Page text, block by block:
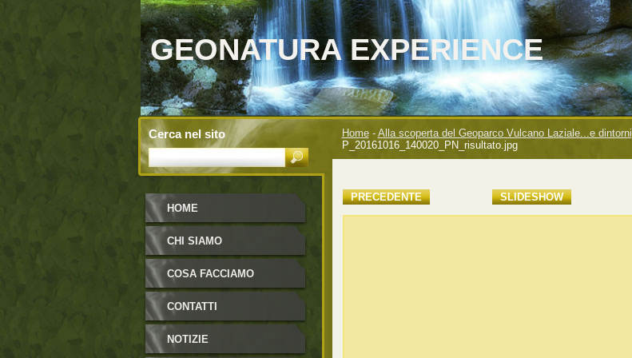
GEONATURA EXPERIENCE
Home - Alla scoperta del Geoparco Vulcano Laziale...e dintorni
P_20161016_140020_PN_risultato.jpg
PRECEDENTE SLIDESHOW
HOME
CHI SIAMO
COSA FACCIAMO
CONTATTI
NOTIZIE
Cerca nel sito